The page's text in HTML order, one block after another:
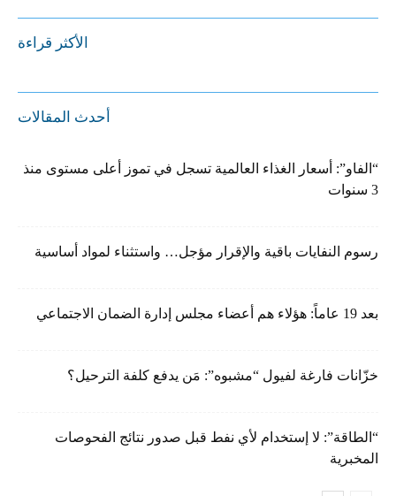
الأكثر قراءة
أحدث المقالات
“الفاو”: أسعار الغذاء العالمية تسجل في تموز أعلى مستوى منذ
3 سنوات
رسوم النفايات باقية والإقرار مؤجل… واستثناء لمواد أساسية
بعد 19 عاماً: هؤلاء هم أعضاء مجلس إدارة الضمان الاجتماعي
خزّانات فارغة لفيول “مشبوه”: مَن يدفع كلفة الترحيل؟
“الطاقة”: لا إستخدام لأي نفط قبل صدور نتائج الفحوصات
المخبرية